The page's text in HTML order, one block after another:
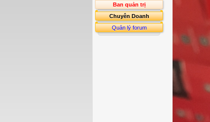
Ban quản trị
Chuyên Doanh
Quản lý forum